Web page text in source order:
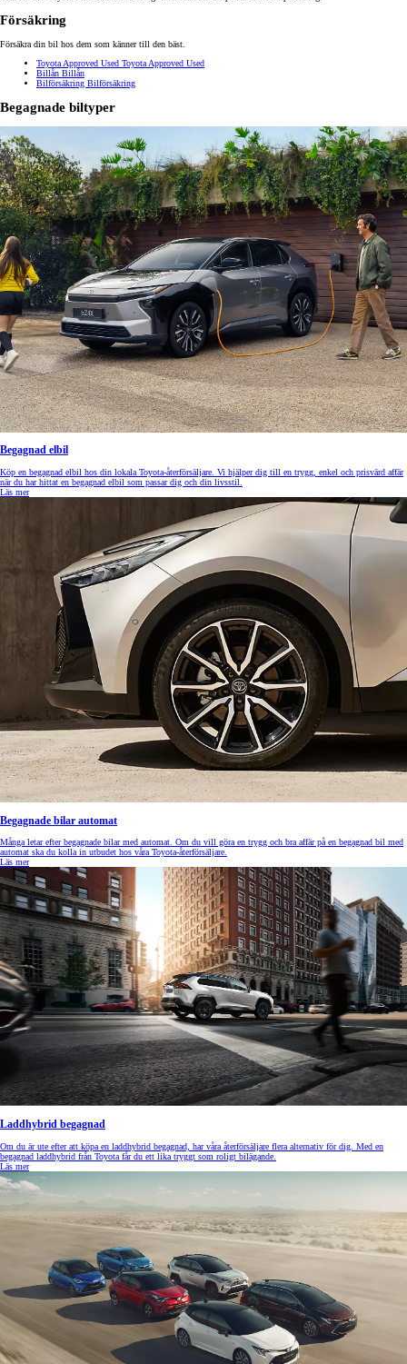
Försäkring
Försäkra din bil hos dem som känner till den bäst.
Toyota Approved Used Toyota Approved Used
Billån Billån
Bilförsäkring Bilförsäkring
Begagnade biltyper
Begagnad elbil
Köp en begagnad elbil hos din lokala Toyota-återförsäljare. Vi hjälper dig till en trygg, enkel och prisvärd affär
när du har hittat en begagnad elbil som passar dig och din livsstil.
Läs mer
Begagnade bilar automat
Många letar efter begagnade bilar med automat. Om du vill göra en trygg och bra affär på en begagnad bil med
automat ska du kolla in utbudet hos våra Toyota-återförsäljare.
Läs mer
Laddhybrid begagnad
Om du är ute efter att köpa en laddhybrid begagnad, har våra återförsäljare flera alternativ för dig. Med en
begagnad laddhybrid från Toyota får du ett lika tryggt som roligt bilägande.
Läs mer